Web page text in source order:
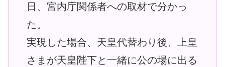
日、宮内庁関係者への取材で分かっ
た。
実現した場合、天皇代替わり後、上皇
さまが天皇陛下と一緒に公の場に出る